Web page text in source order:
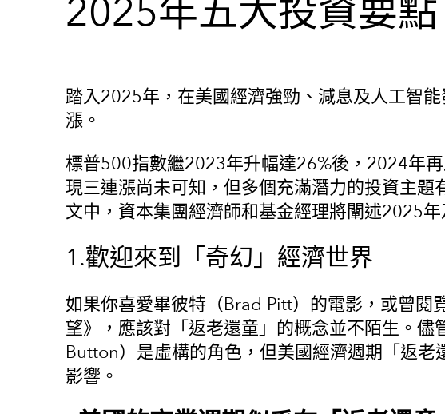
2025年五大投資要點
踏入2025年，在美國經濟強勁、減息及人工智
漲。
標普500指數繼2023年升幅達26%後，2024年
現三連漲尚未可知，但多個充滿潛力的投資主題
文中，資本集團經濟師和基金經理將闡述2025年
1.歡迎來到「奇幻」經濟世界
如果你喜愛畢彼特（Brad Pitt）的電影，或曾閱
望》，應該對「返老還童」的概念並不陌生。儘
Button）是虛構的角色，但美國經濟週期「返老
影響。